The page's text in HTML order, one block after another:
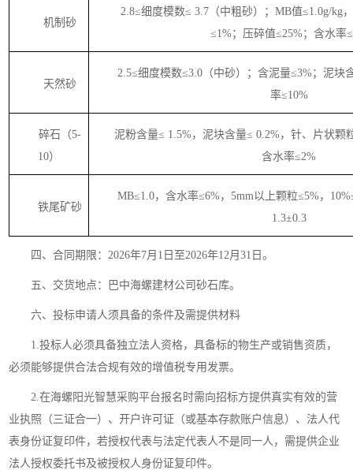
机制砂
2.8≤细度模数≤ 3.7（中粗砂）；MB值≤1.0g/kg
≤1%；压碎值≤25%；含水率
天然砂
2.5≤细度模数≤3.0（中砂）；含泥量≤3%；泥块
率≤10%
碎石（5-
10）
泥粉含量≤ 1.5%，泥块含量≤ 0.2%，针、片状颗
含水率≤2%
铁尾矿砂
MB≤1.0，含水率≤6%，5mm以上颗粒≤5%，
1.3±0.3
四、合同期限 ：2026年7月 1日至2026年12月31 日。
五、交货地点： 巴中海螺建材公司砂石库。
六、投标申请人须具备的条件及需提供材料
1.投标人必须具备独立法人资格，具备标的物生产或销售资质，
必须能够提供合法合规有效的增值税专用发票。
2.在海螺阳光智慧采购平台报名时需向招标方提供真实有效的营
业执照（三证合一）、开户许可证（或基本存款账户信息）、法人代
表身份证复印件，若授权代表与法定代表人不是同一人，需提供企业
法人授权委托书及被授权人身份证复印件。